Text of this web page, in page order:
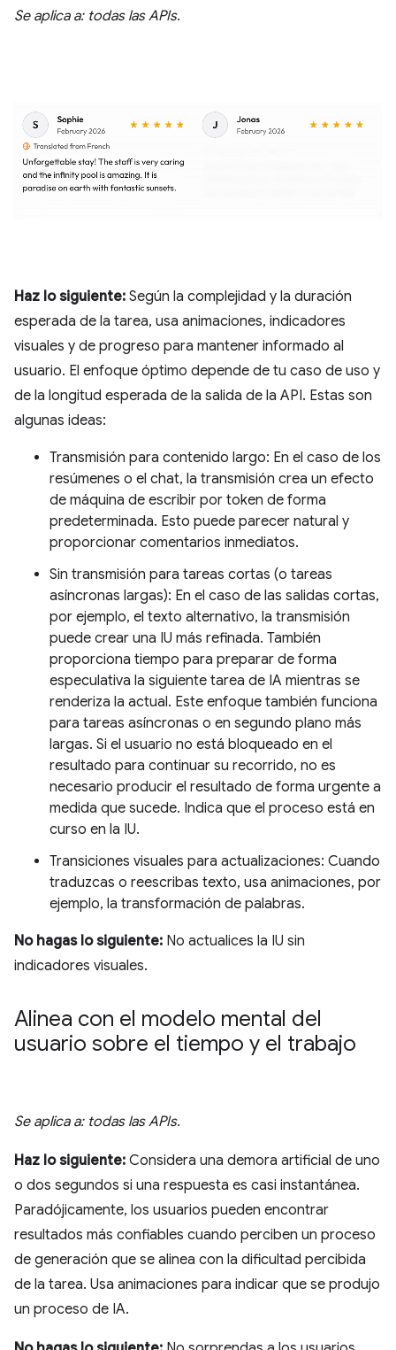
Se aplica a: todas las APIs.
Haz lo siguiente: Según la complejidad y la duración
esperada de la tarea, usa animaciones, indicadores
visuales y de progreso para mantener informado al
usuario. El enfoque óptimo depende de tu caso de uso y
de la longitud esperada de la salida de la API. Estas son
algunas ideas:
Transmisión para contenido largo: En el caso de los
resúmenes o el chat, la transmisión crea un efecto
de máquina de escribir por token de forma
predeterminada. Esto puede parecer natural y
proporcionar comentarios inmediatos.
Sin transmisión para tareas cortas (o tareas
asíncronas largas): En el caso de las salidas cortas,
por ejemplo, el texto alternativo, la transmisión
puede crear una IU más refinada. También
proporciona tiempo para preparar de forma
especulativa la siguiente tarea de IA mientras se
renderiza la actual. Este enfoque también funciona
para tareas asíncronas o en segundo plano más
largas. Si el usuario no está bloqueado en el
resultado para continuar su recorrido, no es
necesario producir el resultado de forma urgente a
medida que sucede. Indica que el proceso está en
curso en la IU.
Transiciones visuales para actualizaciones: Cuando
traduzcas o reescribas texto, usa animaciones, por
ejemplo, la transformación de palabras.
No hagas lo siguiente: No actualices la IU sin
indicadores visuales.
Alinea con el modelo mental del
usuario sobre el tiempo y el trabajo
Se aplica a: todas las APIs.
Haz lo siguiente: Considera una demora artificial de uno
o dos segundos si una respuesta es casi instantánea.
Paradójicamente, los usuarios pueden encontrar
resultados más confiables cuando perciben un proceso
de generación que se alinea con la dificultad percibida
de la tarea. Usa animaciones para indicar que se produjo
un proceso de IA.